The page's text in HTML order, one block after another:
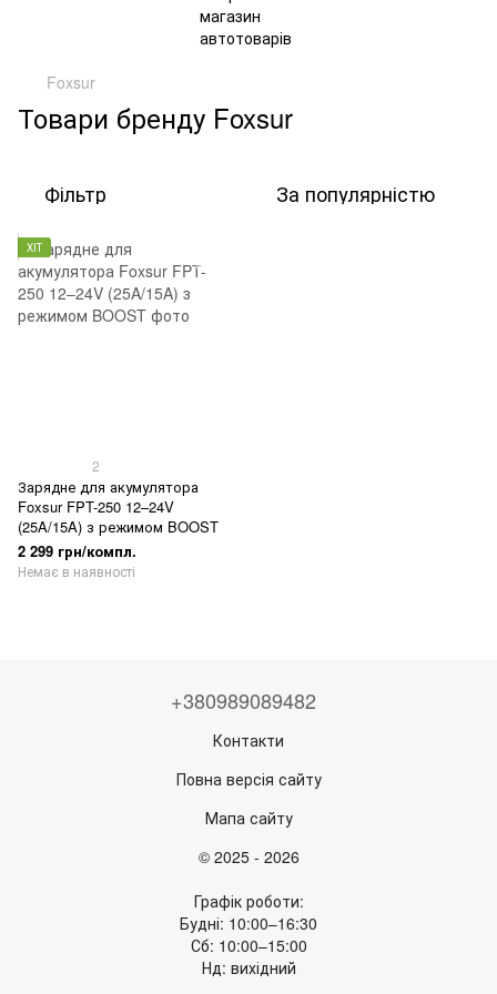
Foxsur
Товари бренду Foxsur
Фільтр За популярністю
ХІТ
2
Зарядне для акумулятора
Foxsur FPT-250 12–24V
(25A/15A) з режимом BOOST
2 299 грн/компл.
Немає в наявності
+380989089482
Контакти
Повна версія сайту
Мапа сайту
© 2025 - 2026
Графік роботи:
Будні: 10:00–16:30
Сб: 10:00–15:00
Нд: вихідний